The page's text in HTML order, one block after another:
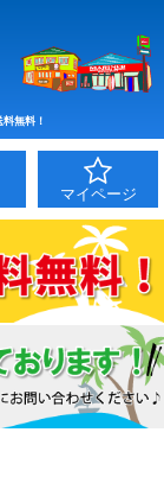
無料！
マイページ